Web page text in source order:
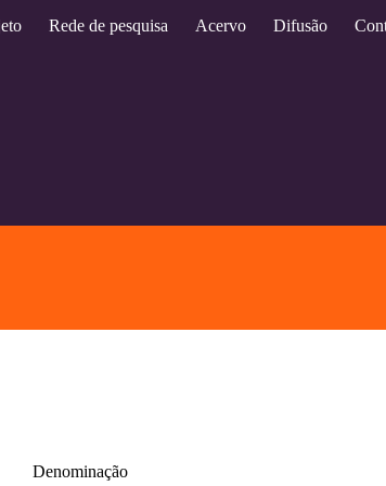
Rede de pesquisa Acervo Difusão
Denominação